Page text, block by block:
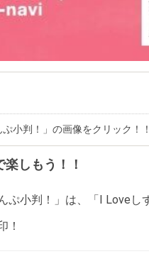
小判！」の画像をクリック！！
しもう！！
ぷ小判！」は、「I Love
！